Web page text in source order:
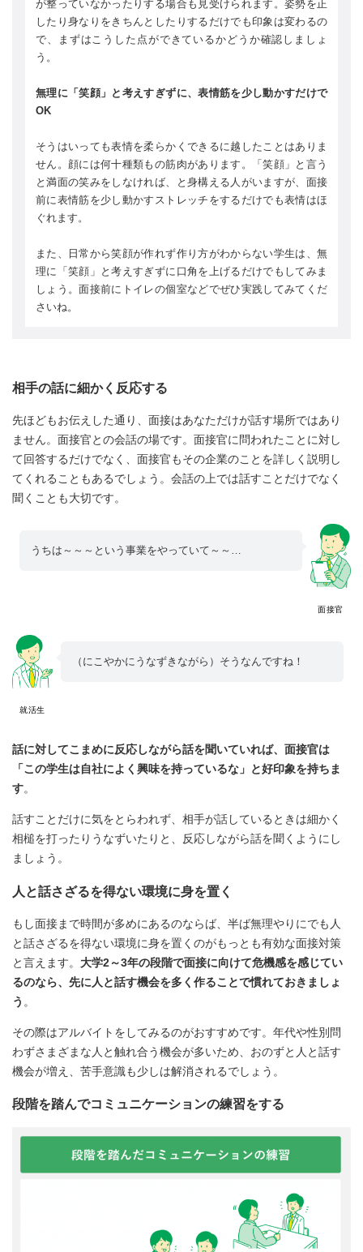
が整っていなかったりする場合も見受けられます。姿勢を正
したり身なりをきちんとしたりするだけでも印象は変わるの
で、まずはこうした点ができているかどうか確認しましょ
う。
無理に「笑顔」と考えすぎずに、表情筋を少し動かすだけで
OK
そうはいっても表情を柔らかくできるに越したことはありま
せん。顔には何十種類もの筋肉があります。「笑顔」と言う
と満面の笑みをしなければ、と身構える人がいますが、面接
前に表情筋を少し動かすストレッチをするだけでも表情はほ
ぐれます。
また、日常から笑顔が作れず作り方がわからない学生は、無
理に「笑顔」と考えすぎずに口角を上げるだけでもしてみま
しょう。面接前にトイレの個室などでぜひ実践してみてくだ
さいね。
相手の話に細かく反応する
先ほどもお伝えした通り、面接はあなただけが話す場所ではあり
ません。面接官との会話の場です。面接官に問われたことに対し
て回答するだけでなく、面接官もその企業のことを詳しく説明し
てくれることもあるでしょう。会話の上では話すことだけでなく
聞くことも大切です。
面接官
うちは～～～という事業をやっていて～～…
就活生
（にこやかにうなずきながら）そうなんですね！
話に対してこまめに反応しながら話を聞いていれば、面接官は
「この学生は自社によく興味を持っているな」と好印象を持ちま
す。
話すことだけに気をとらわれず、相手が話しているときは細かく
相槌を打ったりうなずいたりと、反応しながら話を聞くようにし
ましょう。
人と話さざるを得ない環境に身を置く
もし面接まで時間が多めにあるのならば、半ば無理やりにでも人
と話さざるを得ない環境に身を置くのがもっとも有効な面接対策
と言えます。 大学2～3年の段階で面接に向けて危機感を感じてい
るのなら、先に人と話す機会を多く作ることで慣れておきましょ
う 。
その際はアルバイトをしてみるのがおすすめです。年代や性別問
わずさまざまな人と触れ合う機会が多いため、おのずと人と話す
機会が増え、苦手意識も少しは解消されるでしょう。
段階を踏んでコミュニケーションの練習をする